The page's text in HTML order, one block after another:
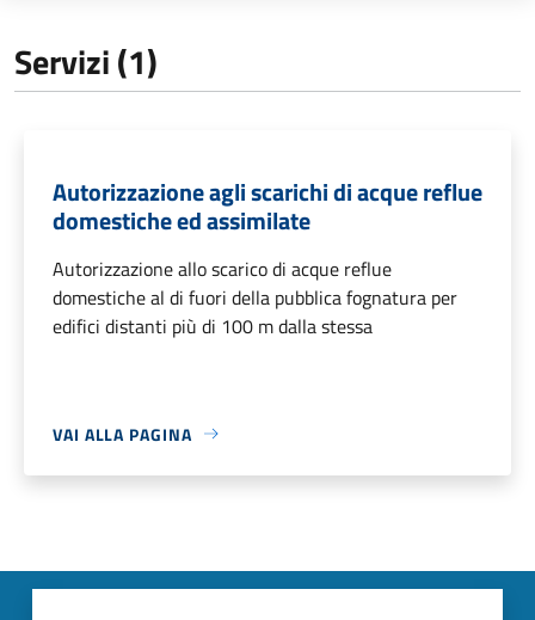
Servizi (1)
Autorizzazione agli scarichi di acque reflue
domestiche ed assimilate
Autorizzazione allo scarico di acque reflue
domestiche al di fuori della pubblica fognatura per
edifici distanti più di 100 m dalla stessa
VAI ALLA PAGINA